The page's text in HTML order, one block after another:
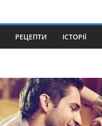
РЕЦЕПТИ ІСТОРІЇ